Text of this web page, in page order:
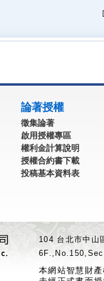
[
論著授權
徵集論著
啟用授權專區
權利金計算說明
授權合約書下載
投稿基本資料表
104 台北市中山
本網站智慧財